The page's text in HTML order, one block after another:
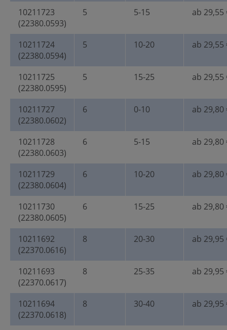
10211723
(22380.0593)
5 5-15 ab 29,55
10211724
(22380.0594)
5 10-20 ab 29,55
10211725
(22380.0595)
5 15-25 ab 29,55
10211727
(22380.0602)
6 0-10 ab 29,80
10211728
(22380.0603)
6 5-15 ab 29,80
10211729
(22380.0604)
6 10-20 ab 29,80
10211730
(22380.0605)
6 15-25 ab 29,80
10211692
(22370.0616)
8 20-30 ab 29,95
10211693
(22370.0617)
8 25-35 ab 29,95
10211694
(22370.0618)
8 30-40 ab 29,95